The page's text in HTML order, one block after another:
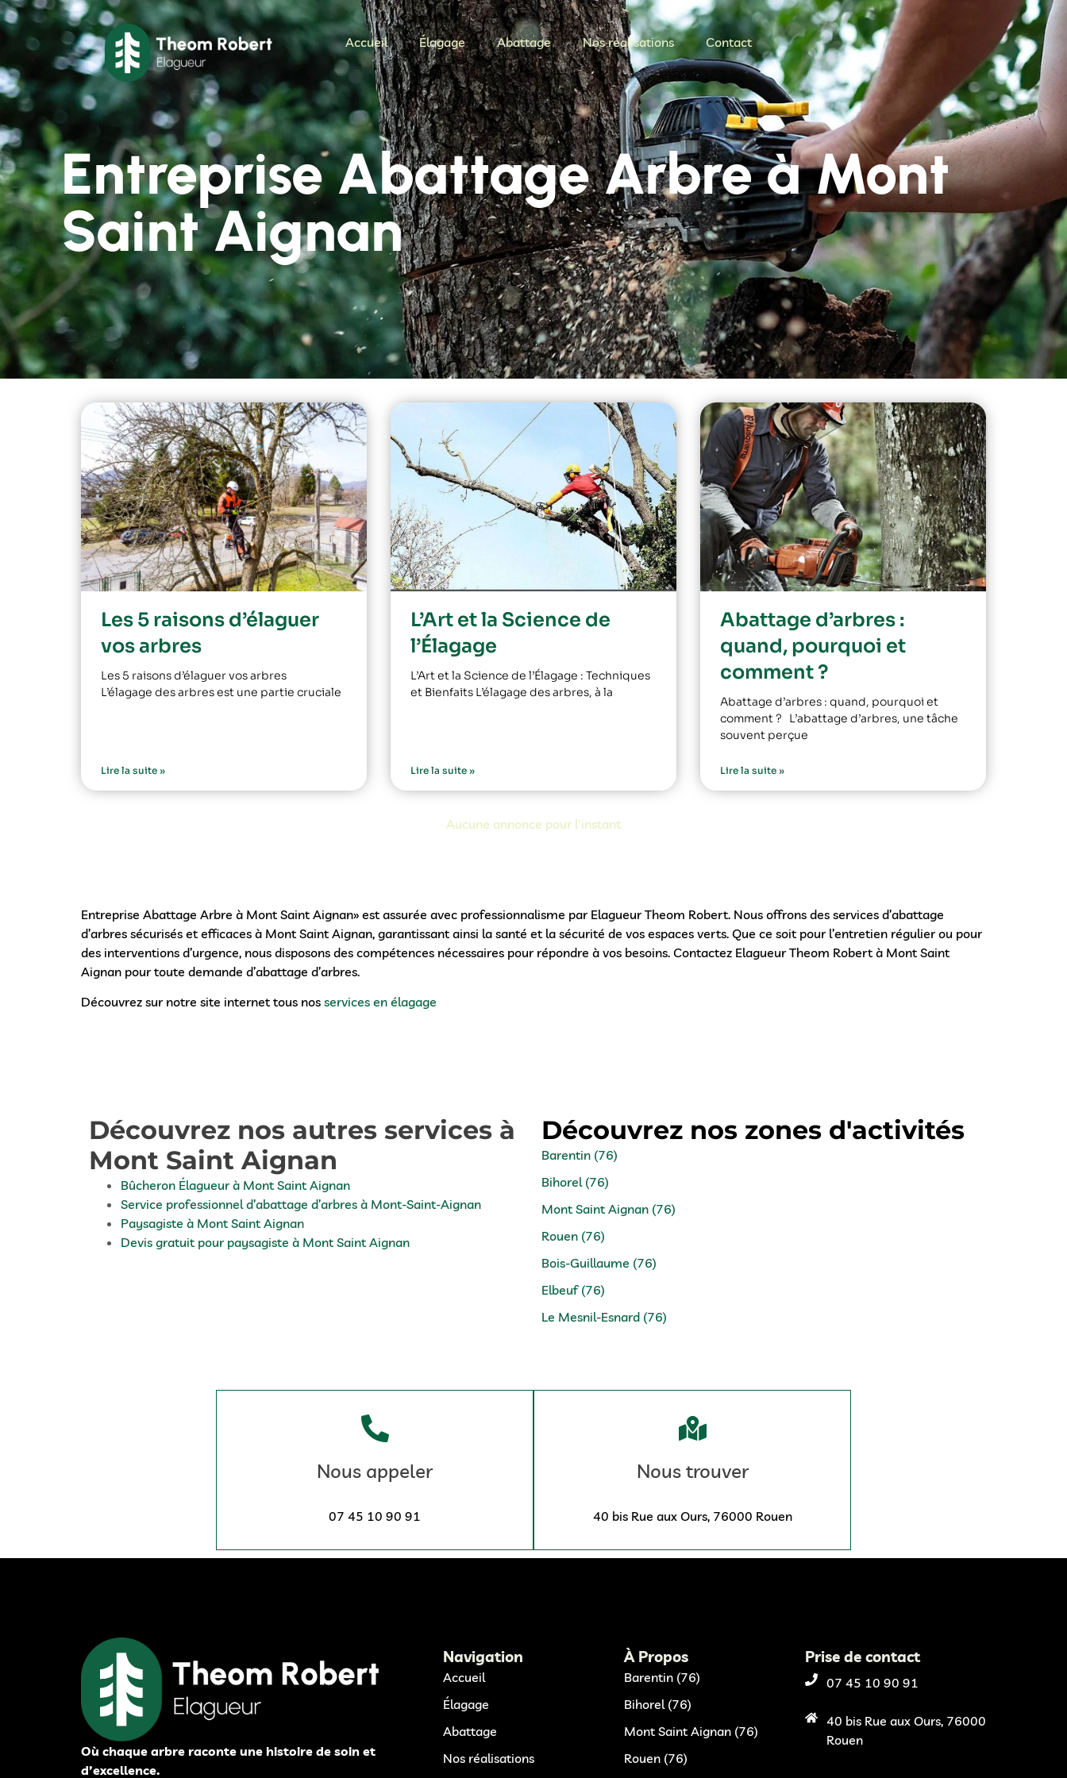
Accueil Élagage Abattage Nos réalisations Contact
Entreprise Abattage Arbre à Mont
Saint Aignan
Les 5 raisons d’élaguer
vos arbres
Les 5 raisons d’élaguer vos arbres
L’élagage des arbres est une partie cruciale
Lire la suite »
L’Art et la Science de
l’Élagage
L’Art et la Science de l’Élagage : Techniques
et Bienfaits L’élagage des arbres, à la
Lire la suite »
Abattage d’arbres :
quand, pourquoi et
comment ?
Abattage d’arbres : quand, pourquoi et
comment ? L’abattage d’arbres, une tâche
souvent perçue
Lire la suite »
Aucune annonce pour l'instant
Entreprise Abattage Arbre à Mont Saint Aignan» est assurée avec professionnalisme par Elagueur Theom Robert. Nous offrons des services d’abattage
d’arbres sécurisés et efficaces à Mont Saint Aignan, garantissant ainsi la santé et la sécurité de vos espaces verts. Que ce soit pour l’entretien régulier ou pour
des interventions d’urgence, nous disposons des compétences nécessaires pour répondre à vos besoins. Contactez Elagueur Theom Robert à Mont Saint
Aignan pour toute demande d’abattage d’arbres.
Découvrez sur notre site internet tous nos services en élagage
Découvrez nos autres services à
Mont Saint Aignan
Bûcheron Élagueur à Mont Saint Aignan
Service professionnel d’abattage d’arbres à Mont-Saint-Aignan
Paysagiste à Mont Saint Aignan
Devis gratuit pour paysagiste à Mont Saint Aignan
Découvrez nos zones d'activités
Barentin (76)
Bihorel (76)
Mont Saint Aignan (76)
Rouen (76)
Bois-Guillaume (76)
Elbeuf (76)
Le Mesnil-Esnard (76)
Nous appeler
07 45 10 90 91
Nous trouver
40 bis Rue aux Ours, 76000 Rouen
Où chaque arbre raconte une histoire de soin et
d’excellence.
Navigation
Accueil
Élagage
Abattage
Nos réalisations
À Propos
Barentin (76)
Bihorel (76)
Mont Saint Aignan (76)
Rouen (76)
Prise de contact
07 45 10 90 91
40 bis Rue aux Ours, 76000
Rouen